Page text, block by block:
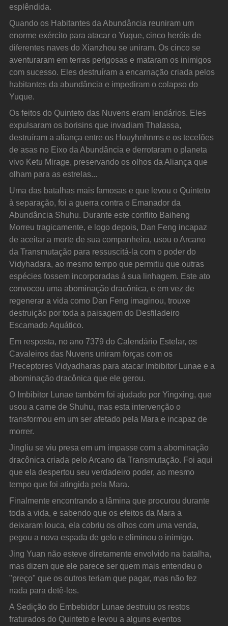
esplêndida.
Quando os Habitantes da Abundância reuniram um
enorme exército para atacar o Yuque, cinco heróis de
diferentes naves do Xianzhou se uniram. Os cinco se
aventuraram em terras perigosas e mataram os inimigos
com sucesso. Eles destruíram a encarnação criada pelos
habitantes da abundância e impediram o colapso do
Yuque.
Os feitos do Quinteto das Nuvens eram lendários. Eles
expulsaram os borisins que invadiam Thalassa,
destruíram a aliança entre os Houyhnhnms e os tecelões
de asas no Eixo da Abundância e derrotaram o planeta
vivo Ketu Mirage, preservando os olhos da Aliança que
olham para as estrelas...
Uma das batalhas mais famosas e que levou o Quinteto
à separação, foi a guerra contra o Emanador da
Abundância Shuhu. Durante este conflito Baiheng
Morreu tragicamente, e logo depois, Dan Feng incapaz
de aceitar a morte de sua companheira, usou o Arcano
da Transmutação para ressuscitá-la com o poder do
Vidyhadara, ao mesmo tempo que permitiu que outras
espécies fossem incorporadas á sua linhagem. Este ato
convocou uma abominação dracônica, e em vez de
regenerar a vida como Dan Feng imaginou, trouxe
destruição por toda a paisagem do Desfiladeiro
Escamado Aquático.
Em resposta, no ano 7379 do Calendário Estelar, os
Cavaleiros das Nuvens uniram forças com os
Preceptores Vidyadharas para atacar Imbibitor Lunae e a
abominação dracônica que ele gerou.
O Imbibitor Lunae também foi ajudado por Yingxing, que
usou a carne de Shuhu, mas esta intervenção o
transformou em um ser afetado pela Mara e incapaz de
morrer.
Jingliu se viu presa em um impasse com a abominação
dracônica criada pelo Arcano da Transmutação. Foi aqui
que ela despertou seu verdadeiro poder, ao mesmo
tempo que foi atingida pela Mara.
Finalmente encontrando a lâmina que procurou durante
toda a vida, e sabendo que os efeitos da Mara a
deixaram louca, ela cobriu os olhos com uma venda,
pegou a nova espada de gelo e eliminou o inimigo.
Jing Yuan não esteve diretamente envolvido na batalha,
mas dizem que ele parece ser quem mais entendeu o
"preço" que os outros teriam que pagar, mas não fez
nada para detê-los.
A Sedição do Embebidor Lunae destruiu os restos
fraturados do Quinteto e levou a alguns eventos